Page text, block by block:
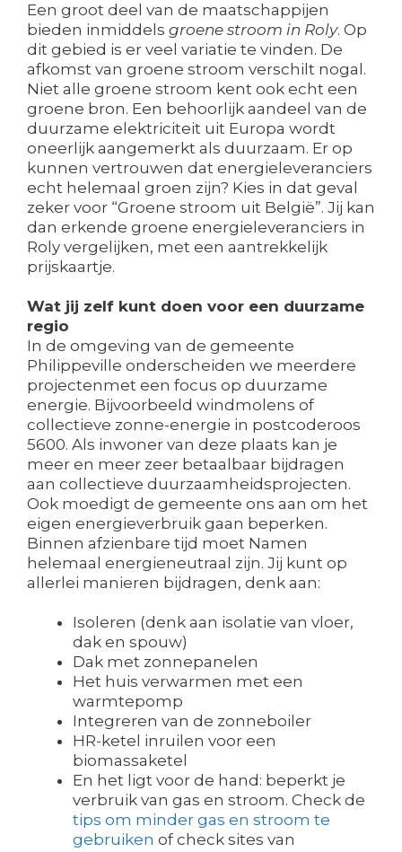
Een groot deel van de maatschappijen
bieden inmiddels groene stroom in Roly. Op
dit gebied is er veel variatie te vinden. De
afkomst van groene stroom verschilt nogal.
Niet alle groene stroom kent ook echt een
groene bron. Een behoorlijk aandeel van de
duurzame elektriciteit uit Europa wordt
oneerlijk aangemerkt als duurzaam. Er op
kunnen vertrouwen dat energieleveranciers
echt helemaal groen zijn? Kies in dat geval
zeker voor “Groene stroom uit België”. Jij kan
dan erkende groene energieleveranciers in
Roly vergelijken, met een aantrekkelijk
prijskaartje.
Wat jij zelf kunt doen voor een duurzame
regio
In de omgeving van de gemeente
Philippeville onderscheiden we meerdere
projectenmet een focus op duurzame
energie. Bijvoorbeeld windmolens of
collectieve zonne-energie in postcoderoos
5600. Als inwoner van deze plaats kan je
meer en meer zeer betaalbaar bijdragen
aan collectieve duurzaamheidsprojecten.
Ook moedigt de gemeente ons aan om het
eigen energieverbruik gaan beperken.
Binnen afzienbare tijd moet Namen
helemaal energieneutraal zijn. Jij kunt op
allerlei manieren bijdragen, denk aan:
Isoleren (denk aan isolatie van vloer,
dak en spouw)
Dak met zonnepanelen
Het huis verwarmen met een
warmtepomp
Integreren van de zonneboiler
HR-ketel inruilen voor een
biomassaketel
En het ligt voor de hand: beperkt je
verbruik van gas en stroom. Check de
tips om minder gas en stroom te
gebruiken of check sites van